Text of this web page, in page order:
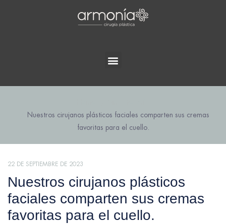
Nuestros cirujanos plásticos faciales comparten sus cremas
favoritas para el cuello.
22 DE SEPTIEMBRE DE 2023
Nuestros cirujanos plásticos
faciales comparten sus cremas
favoritas para el cuello.